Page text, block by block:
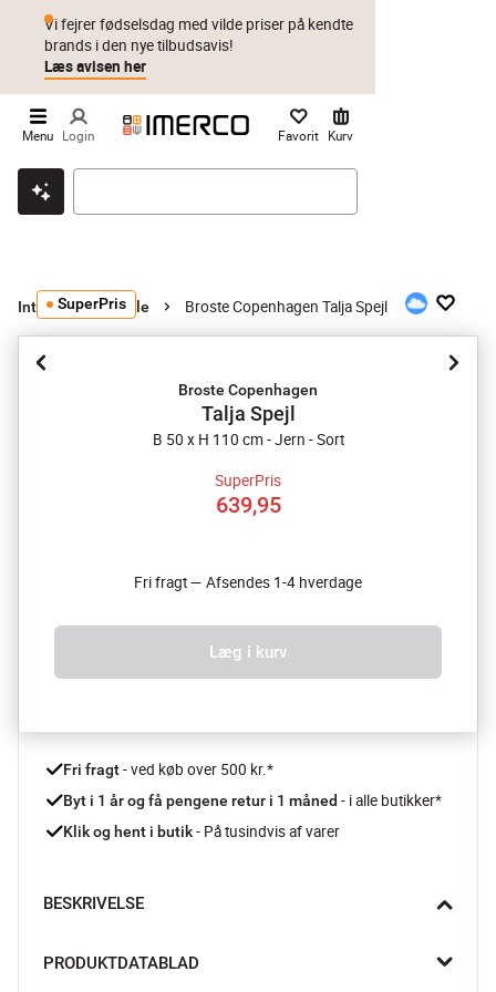
Klik & hent Byt i 1 år Prismatch
Vi fejrer fødselsdag med vilde priser på kendte
brands i den nye tilbudsavis!
Læs avisen her
Menu Login Favorit Kurv
Interiør Spejle Broste Copenhagen Talja Spejl
SuperPris
Broste Copenhagen
Talja Spejl
B 50 x H 110 cm - Jern - Sort
SuperPris
639,95
Fri fragt — Afsendes 1-4 hverdage
Læg i kurv
Fri fragt - ved køb over 500 kr.*
Byt i 1 år og få pengene retur i 1 måned - i alle butikker*
Klik og hent i butik - På tusindvis af varer
BESKRIVELSE
Copenhagen. Det ideelt som gulvspejl, hvor du kan beundre dit
PRODUKTDATABLAD